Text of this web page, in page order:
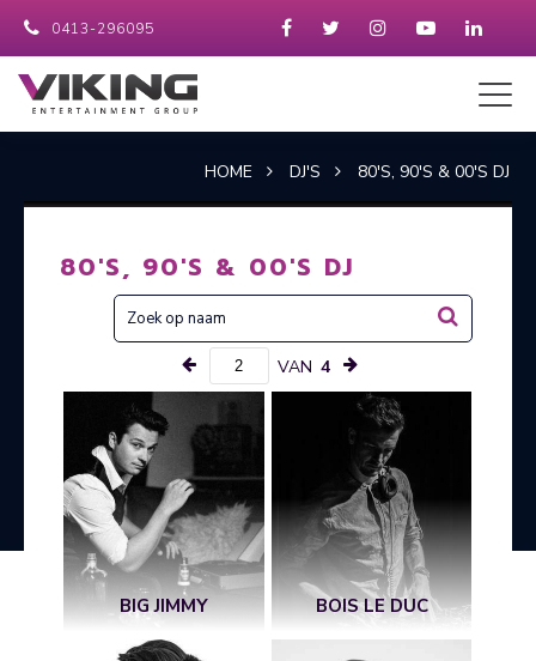
0413-296095
HOME DJ'S 80'S, 90'S & 00'S DJ
80'S, 90'S & 00'S DJ
VAN 4
BIG JIMMY BOIS LE DUC